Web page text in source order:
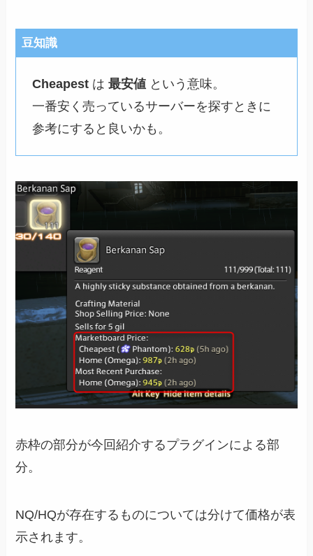
豆知識
Cheapestは 最安値という意味。
一番安く売っているサーバーを探すときに
参考にすると良いかも。
赤枠の部分が今回紹介するプラグインによる部
分。
NQ/HQが存在するものについては分けて価格が表
示されます。